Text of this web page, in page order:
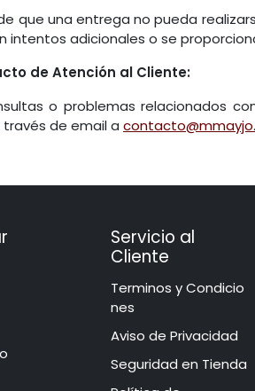
que una entrega no pueda
intentos adicionales o se
de Atención al Cliente:
o problemas relacionados
de email a
Servicio al
Cliente
​​​​​​​​​​​​​​​​​​T​e​r​mi​n​o​s​ ​y​ Co​n​di​cio​
ne​s
Aviso de Privacidad
​​​​​​​​S​e​gu​r​idad ​en​ Ti​enda